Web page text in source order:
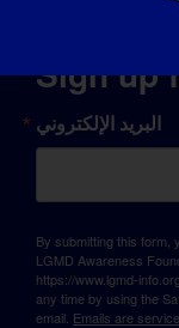
Sign up
البريد الإلكتروني
By submitting this form,
LGMD Awareness
https://www.lgmd-
any time by using the
email. Emails are